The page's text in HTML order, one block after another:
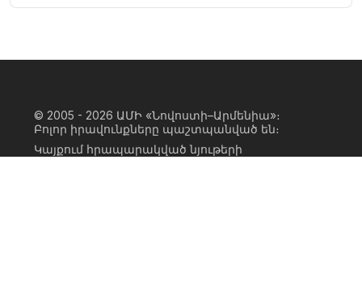
© 2005 - 2026 ԱՄԻ «Նովոստի–Արմենիա»։
Բոլոր իրավունքները պաշտպանված են։
Կայքում հրապարակված նյութերի